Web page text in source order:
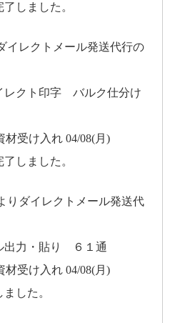
しました。
イレクトメール発送代行の
レクト印字 バルク仕分け
受け入れ 04/08(月)
しました。
りダイレクトメール発送代
出力・貼り ６１通
受け入れ 04/08(月)
した。